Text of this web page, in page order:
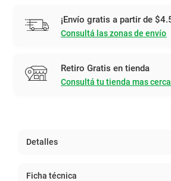
¡Envío gratis a partir de
Consultá las zonas de envío
Retiro Gratis en tienda
Consultá tu tienda mas
Detalles
Ficha técnica